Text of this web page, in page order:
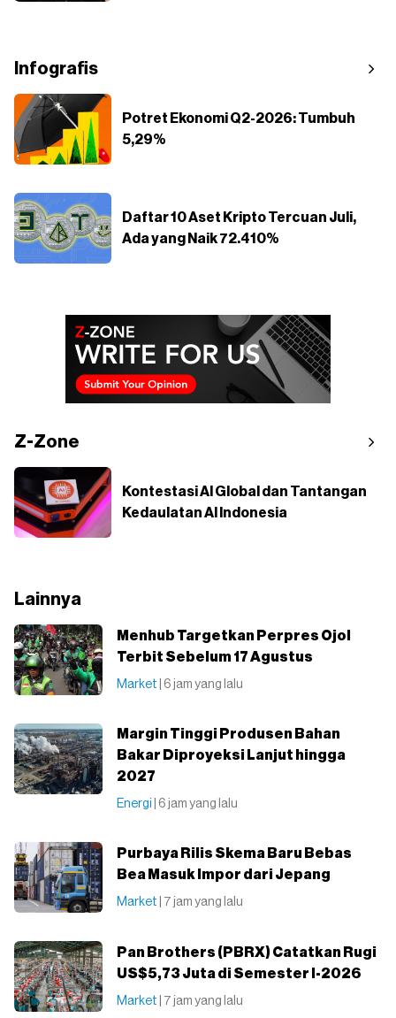
Infografis
Potret Ekonomi Q2-2026: Tumbuh
5,29%
Daftar 10 Aset Kripto Tercuan Juli,
Ada yang Naik 72.410%
Z-Zone
Kontestasi AI Global dan Tantangan
Kedaulatan AI Indonesia
Lainnya
Menhub Targetkan Perpres Ojol
Terbit Sebelum 17 Agustus
Market | 6 jam yang lalu
Margin Tinggi Produsen Bahan
Bakar Diproyeksi Lanjut hingga
2027
Energi | 6 jam yang lalu
Purbaya Rilis Skema Baru Bebas
Bea Masuk Impor dari Jepang
Market | 7 jam yang lalu
Pan Brothers (PBRX) Catatkan Rugi
US$5,73 Juta di Semester I-2026
Market | 7 jam yang lalu